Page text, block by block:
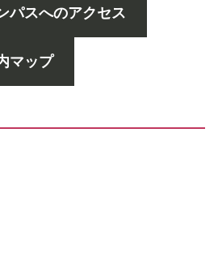
パスへのアクセス
マップ